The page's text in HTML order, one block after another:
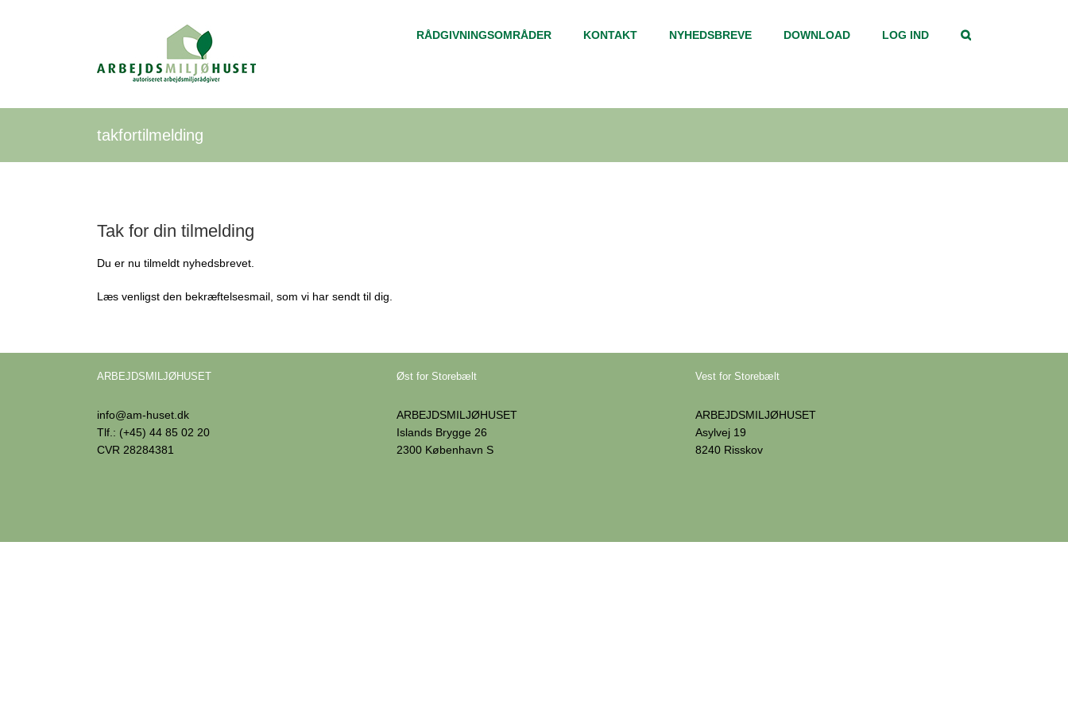
RÅDGIVNINGSOMRÅDER KONTAKT NYHEDSBREVE DOWNLOAD LOG IND
takfortilmelding
Tak for din tilmelding
Du er nu tilmeldt nyhedsbrevet.
Læs venligst den bekræftelsesmail, som vi har sendt til dig.
ARBEJDSMILJØHUSET
info@am-huset.dk
Tlf.: (+45) 44 85 02 20
CVR 28284381
Øst for Storebælt
ARBEJDSMILJØHUSET
Islands Brygge 26
2300 København S
Vest for Storebælt
ARBEJDSMILJØHUSET
Asylvej 19
8240 Risskov